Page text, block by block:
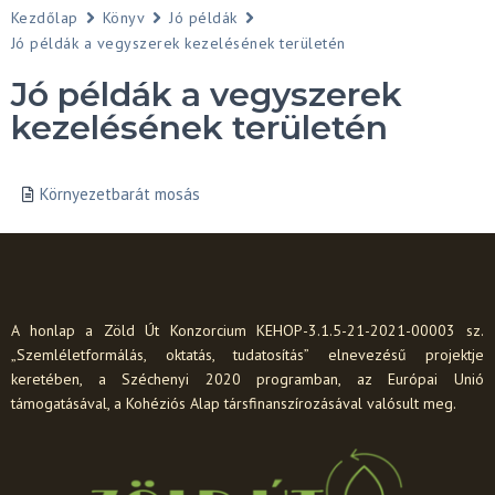
Kezdőlap Könyv
Jó példák
Jó példák a vegyszerek kezelésének területén
Jó példák a vegyszerek
kezelésének területén
Környezetbarát mosás
A honlap a Zöld Út Konzorcium KEHOP-3.1.5-21-2021-00003 sz.
„Szemléletformálás, oktatás, tudatosítás” elnevezésű projektje
keretében, a Széchenyi 2020 programban, az Európai Unió
támogatásával, a Kohéziós Alap társfinanszírozásával valósult meg.